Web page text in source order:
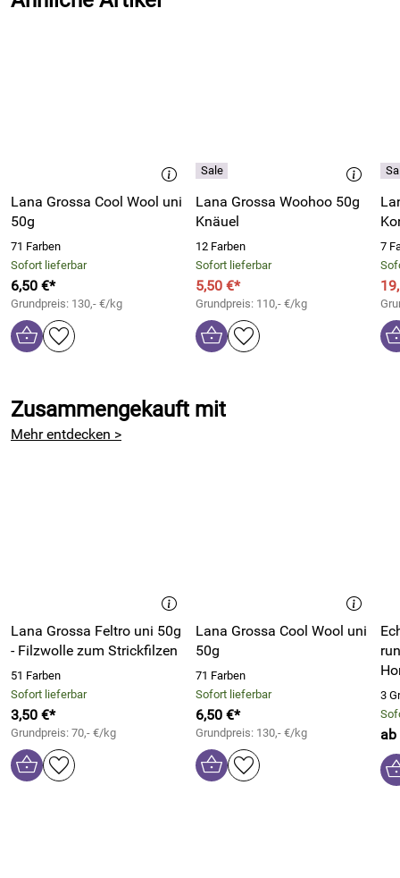
Lana Grossa Cool Wool uni
50g
71 Farben
Sofort lieferbar
6,50 €*
Grundpreis: 130,- €/kg
Lana Grossa Woohoo 50g
Knäuel
12 Farben
Sofort lieferbar
5,50 €*
Grundpreis: 110,- €/kg
7
Zusammengekauft mit
Mehr entdecken >
Lana Grossa Feltro uni 50g
- Filzwolle zum Strickfilzen
51 Farben
Sofort lieferbar
3,50 €*
Grundpreis: 70,- €/kg
Lana Grossa Cool Wool uni
50g
71 Farben
Sofort lieferbar
6,50 €*
Grundpreis: 130,- €/kg
3
ab